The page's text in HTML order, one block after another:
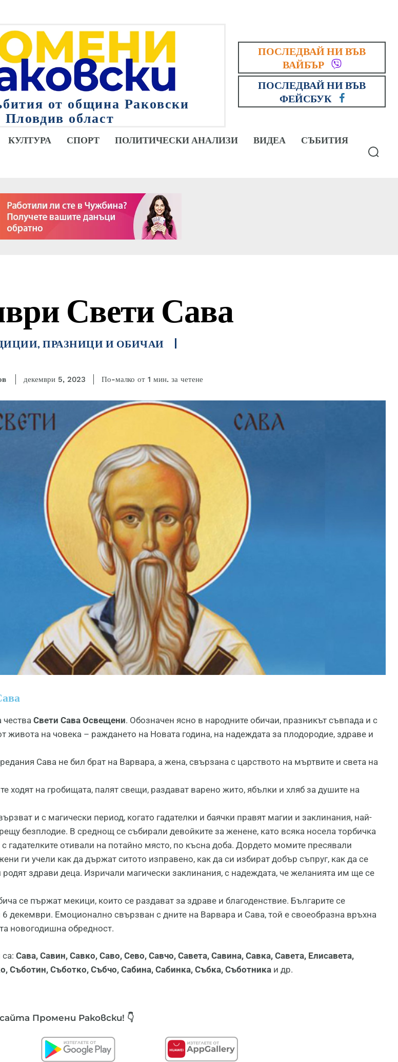
от община Раковски
Пловдив област
ПОСЛЕДВАЙ НИ ВЪВ
ВАЙБЪР
ПОСЛЕДВАЙ НИ ВЪВ
ФЕЙСБУК
КУЛТУРА СПОРТ ПОЛИТИЧЕСКИ АНАЛИЗИ ВИДЕА СЪБИТИЯ
Свети Сава
ПРАЗНИЦИ И ОБИЧАИ
декември 5, 2023 По-малко от 1 мин. за четене
чества Свети Сава Освещени. Обозначен ясно в народните обичаи, празникът съвпада и с
живота на човека – раждането на Новата година, на надеждата за плодородие, здраве и
Сава не бил брат на Варвара, а жена, свързана с царството на мъртвите и света на
ходят на гробищата, палят свещи, раздават варено жито, ябълки и хляб за душите на
и с магически период, когато гадателки и баячки правят магии и заклинания, най-
безплодие. В среднощ се събирали девойките за женене, като всяка носела торбичка
гадателките отивали на потайно място, по късна доба. Дордето момите пресявали
ги учели как да държат ситото изправено, как да си избират добър съпруг, как да се
здрави деца. Изричали магически заклинания, с надеждата, че желанията им ще се
се пържат мекици, които се раздават за здраве и благоденствие. Българите се
6 декември. Емоционално свързван с дните на Варвара и Сава, той е своеобразна връхна
новогодишна обредност.
Сава, Савин, Савко, Саво, Сево, Савчо, Савета, Савина, Савка, Савета, Елисавета,
Съботин, Съботко, Събчо, Сабина, Сабинка, Събка, Съботника и др.
Промени Раковски! 👇